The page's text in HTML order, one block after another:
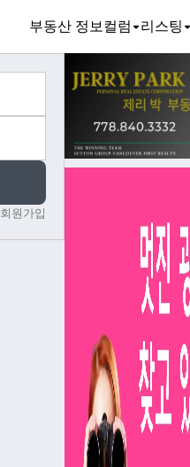
부동산 정보컬럼 리스팅
회원가입